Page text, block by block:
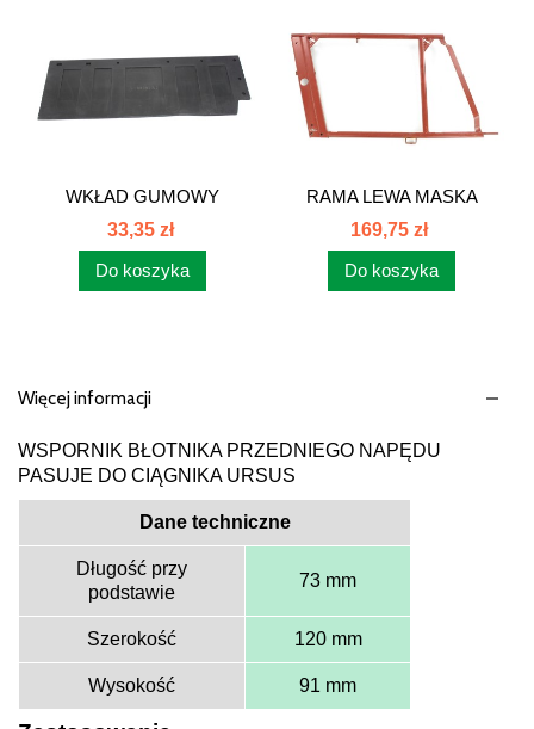
WKŁAD GUMOWY
BŁOTNIKA...
33,35 zł
Do koszyka
RAMA LEWA MASKA
C385. 83304040
169,75 zł
Do koszyka
Więcej informacji
WSPORNIK BŁOTNIKA PRZEDNIEGO NAPĘDU
PASUJE DO CIĄGNIKA URSUS
Dane techniczne
Długość przy
podstawie
73 mm
Szerokość 120 mm
Wysokość 91 mm